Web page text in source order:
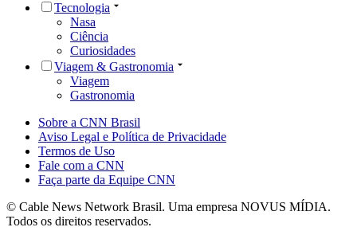
Tecnologia
Nasa
Ciência
Curiosidades
Viagem & Gastronomia
Viagem
Gastronomia
Sobre a CNN Brasil
Aviso Legal e Política de Privacidade
Termos de Uso
Fale com a CNN
Faça parte da Equipe CNN
© Cable News Network Brasil. Uma empresa NOVUS MÍDIA.
Todos os direitos reservados.